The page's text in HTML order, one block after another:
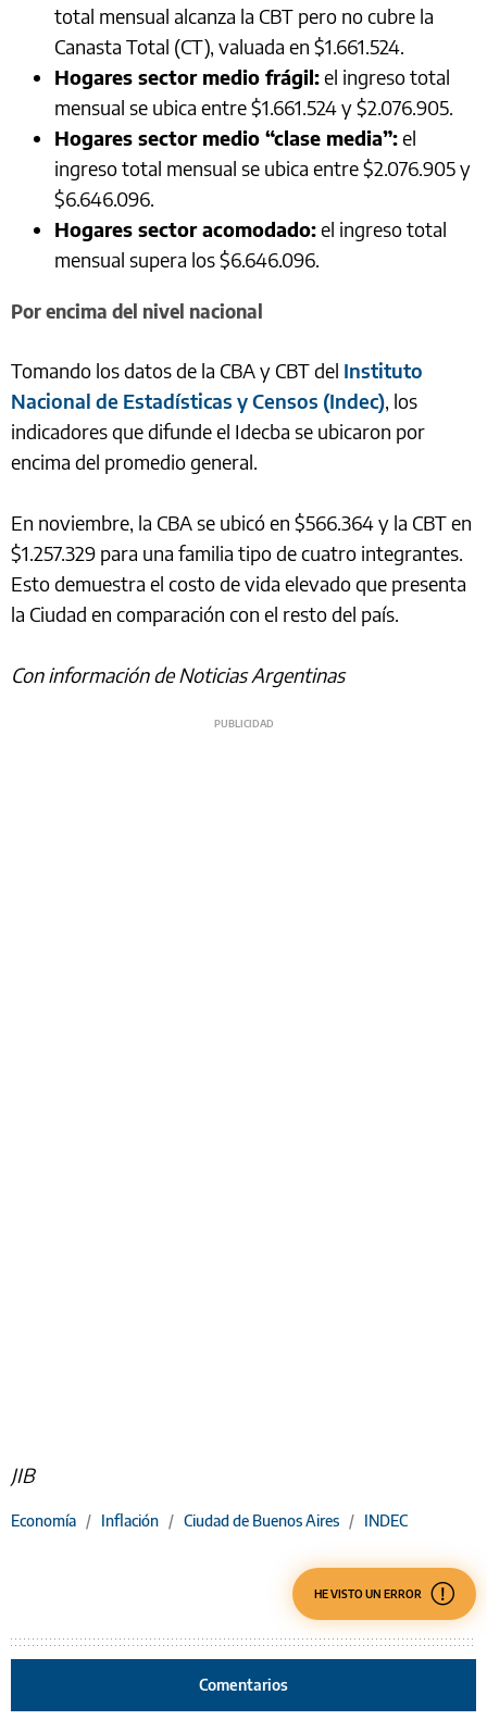
total mensual alcanza la CBT pero no cubre la
Canasta Total (CT), valuada en $1.661.524.
Hogares sector medio frágil:el ingreso total
mensual se ubica entre $1.661.524 y $2.076.905.
Hogares sector medio “clase media”:el
ingreso total mensual se ubica entre $2.076.905 y
$6.646.096.
Hogares sector acomodado:el ingreso total
mensual supera los $6.646.096.
Por encima del nivel nacional
Tomando los datos de la CBA y CBT del Instituto
Nacional de Estadísticas y Censos (Indec), los
indicadores que difunde el Idecba se ubicaron por
encima del promedio general.
En noviembre, la CBA se ubicó en $566.364 y la CBT en
$1.257.329 para una familia tipo de cuatro integrantes.
Esto demuestra el costo de vida elevado que presenta
la Ciudad en comparación con el resto del país.
Con información de Noticias Argentinas
JIB
Economía / Inflación / Ciudad de Buenos Aires / INDEC
HE VISTO UN ERROR
Comentarios